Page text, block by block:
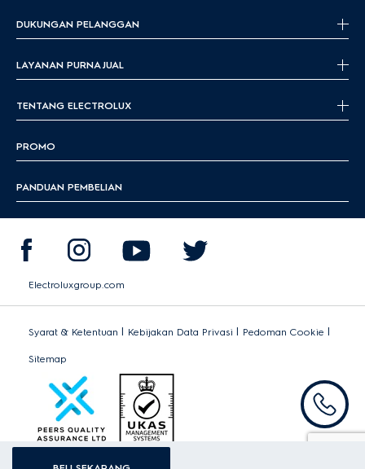
DUKUNGAN PELANGGAN
LAYANAN PURNA JUAL
TENTANG ELECTROLUX
PROMO
PANDUAN PEMBELIAN
Electroluxgroup.com
Syarat & Ketentuan | Kebijakan Data Privasi | Pedoman Cookie |
Sitemap